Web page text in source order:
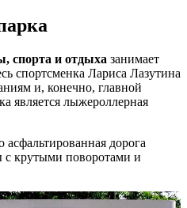
спорта и отдыха занимает
спортсменка Лариса Лазутина
и, конечно, главной
является лыжероллерная
асфальтированная дорога
с крутыми поворотами и